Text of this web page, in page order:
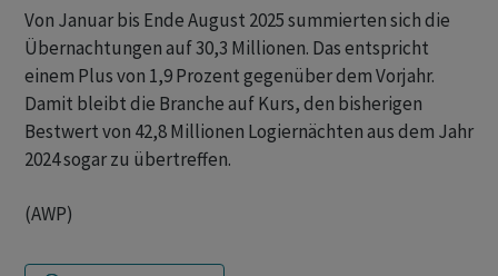
Von Januar bis Ende August 2025 summierten sich die
Übernachtungen auf 30,3 Millionen. Das entspricht
einem Plus von 1,9 Prozent gegenüber dem Vorjahr.
Damit bleibt die Branche auf Kurs, den bisherigen
Bestwert von 42,8 Millionen Logiernächten aus dem Jahr
2024 sogar zu übertreffen.
(AWP)